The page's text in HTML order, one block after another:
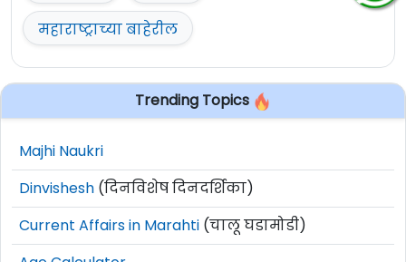
महाराष्ट्राच्या बाहेरील
Trending Topics
Majhi Naukri
Dinvishesh (दिनविशेष दिनदर्शिका)
Current Affairs in Marahti (चालू घडामोडी)